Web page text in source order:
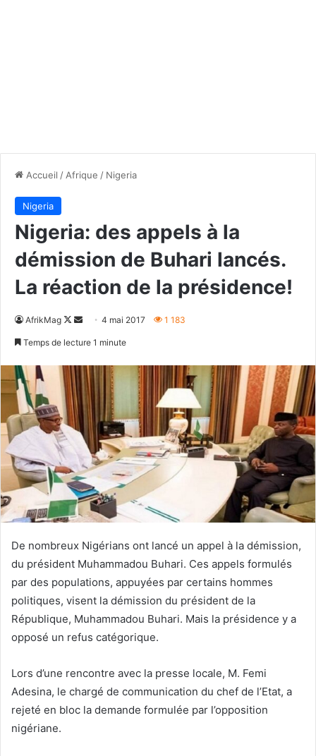
Accueil / Afrique / Nigeria
Nigeria
Nigeria: des appels à la
démission de Buhari lancés.
La réaction de la présidence!
AfrikMag
Follow
Envoyer4 mai 2017 1 183
Temps de lecture 1 minute
De nombreux Nigérians ont lancé un appel à la démission,
du président Muhammadou Buhari. Ces appels formulés
par des populations, appuyées par certains hommes
politiques, visent la démission du président de la
République, Muhammadou Buhari. Mais la présidence y a
opposé un refus catégorique.
Lors d’une rencontre avec la presse locale, M. Femi
Adesina, le chargé de communication du chef de l’Etat, a
rejeté en bloc la demande formulée par l’opposition
nigériane.